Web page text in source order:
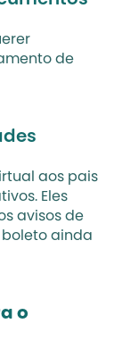
de
aos pais
Eles
avisos de
ainda
o